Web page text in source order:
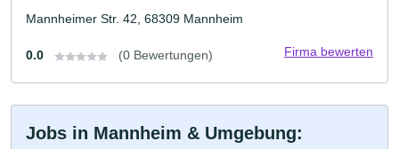
Mannheimer Str. 42, 68309 Mannheim
0.0 (0 Bewertungen) Firma bewerten
Jobs in Mannheim & Umgebung: